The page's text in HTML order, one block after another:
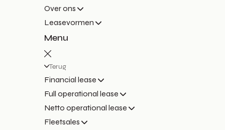
Over ons
Leasevormen
Menu
Terug
Financial lease
Full operational lease
Netto operational lease
Fleetsales